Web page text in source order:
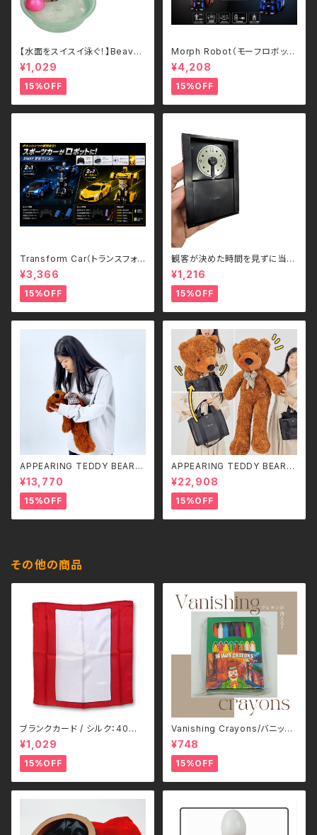
【水面をスイスイ泳ぐ！】Beave
r's Ball 電動ビーバーボール
犬・猫用 ペットトイ
¥1,029
15%OFF
Morph Robot（モーフロボッ
ト）｜ボタンひとつで瞬間変形！
スポーツカー＆ロボット 2WAY
ラジコン（2.4GHz・USB充電
式）
¥4,208
15%OFF
Transform Car（トランスフォ
ームカー）｜ボタンひとつで瞬間
変形！スポーツカー＆ロボット 2
WAYラジコン（2.4GHz・USB充
電式）
¥3,366
15%OFF
観客が決めた時間を見ずに当て
る - Guess the Time
¥1,216
15%OFF
APPEARING TEDDY BEAR
（SMALL）
¥13,770
15%OFF
APPEARING TEDDY BEAR
（MEDIUM）
¥22,908
15%OFF
その他の商品
ブランクカード / シルク：40㎝
角 Silk 16 inch Blank Card b
y Gosh
¥1,029
15%OFF
Vanishing Crayons/バニッシ
¥748
15%OFF